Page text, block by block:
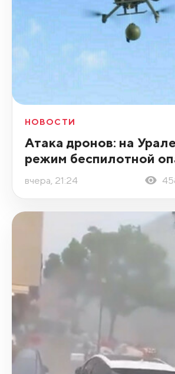
НОВОСТИ
Атака дронов: на
режим беспилотной
вчера, 21:24